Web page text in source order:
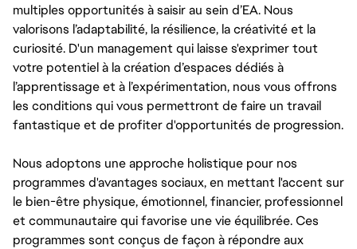
multiples opportunités à saisir au sein d’EA. Nous
valorisons l’adaptabilité, la résilience, la créativité et la
curiosité. D'un management qui laisse s'exprimer tout
votre potentiel à la création d’espaces dédiés à
l’apprentissage et à l’expérimentation, nous vous offrons
les conditions qui vous permettront de faire un travail
fantastique et de profiter d'opportunités de progression.
Nous adoptons une approche holistique pour nos
programmes d'avantages sociaux, en mettant l'accent sur
le bien-être physique, émotionnel, financier, professionnel
et communautaire qui favorise une vie équilibrée. Ces
programmes sont conçus de façon à répondre aux